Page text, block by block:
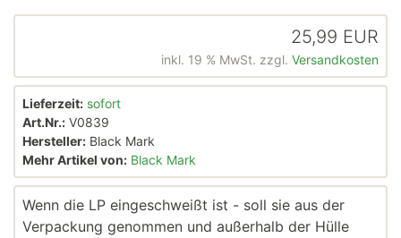
25,99 EUR
inkl. 19 % MwSt. zzgl. Versandkosten
Lieferzeit: sofort
Art.Nr.: V0839
Hersteller: Black Mark
Mehr Artikel von: Black Mark
Wenn die LP eingeschweißt ist - soll sie aus der
Verpackung genommen und außerhalb der Hülle